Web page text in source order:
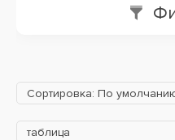
Сортировка: По
таблица